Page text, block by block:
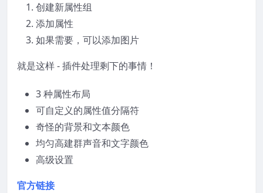
创建新属性组
添加属性
如果需要，可以添加图片
就是这样 - 插件处理剩下的事情！
3 种属性布局
可自定义的属性值分隔符
奇怪的背景和文本颜色
均匀高建群声音和文字颜色
高级设置
官方链接